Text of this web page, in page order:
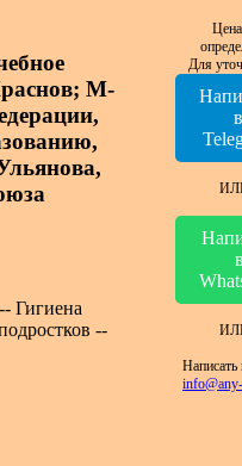
М-
Гигиена
--
Для
в
в
Написать